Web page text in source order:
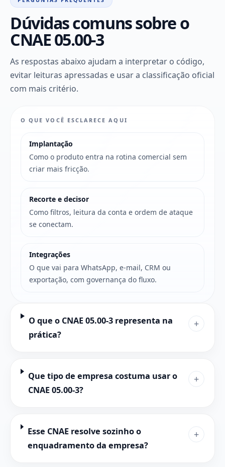
Dúvidas comuns sobre o
CNAE 05.00-3
As respostas abaixo ajudam a interpretar o código,
evitar leituras apressadas e usar a classificação oficial
com mais critério.
O QUE VOCÊ ESCLARECE AQUI
Implantação
Como o produto entra na rotina comercial sem
criar mais fricção.
Recorte e decisor
Como filtros, leitura da conta e ordem de ataque
se conectam.
Integrações
O que vai para WhatsApp, e-mail, CRM ou
exportação, com governança do fluxo.
O que o CNAE 05.00-3 representa na
prática?
+
Que tipo de empresa costuma usar o
CNAE 05.00-3?
+
Esse CNAE resolve sozinho o
enquadramento da empresa?
+